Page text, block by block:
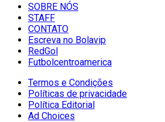
SOBRE NÓS
STAFF
CONTATO
Escreva no Bolavip
RedGol
Futbolcentroamerica
Termos e Condições
Políticas de privacidade
Política Editorial
Ad Choices